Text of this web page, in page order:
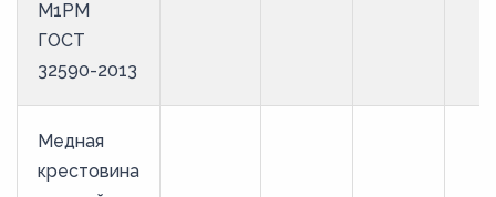
М1РМ
ГОСТ
32590-2013
Медная
крестовина